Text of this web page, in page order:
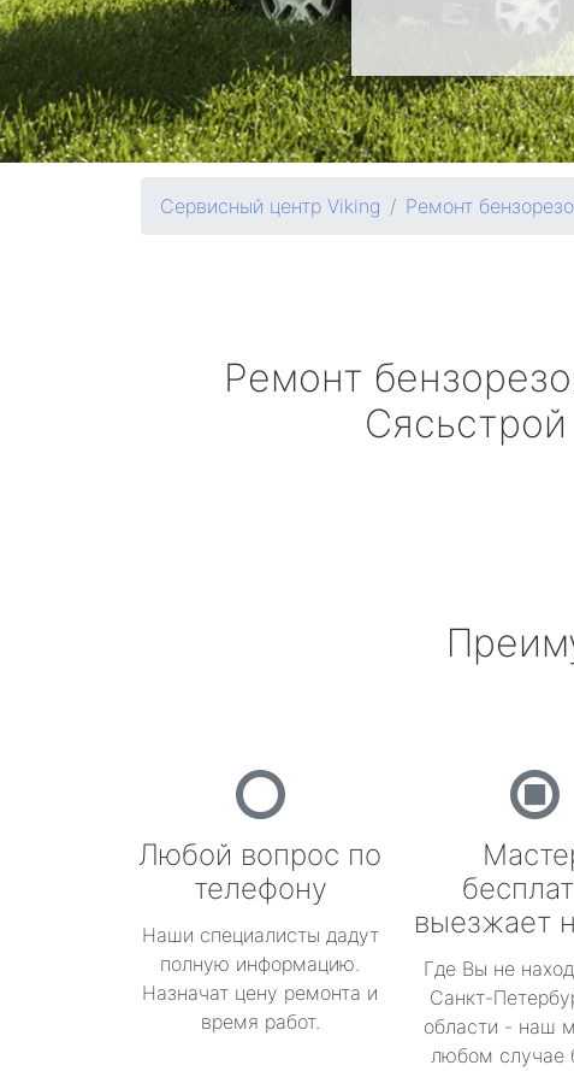
Сервисный центр Viking Ремонт
Ремонт
Сясьстрой
Любой вопрос по
телефону
Наши специалисты дадут
полную информацию.
Назначат цену ремонта и
время работ.
выезжает
Где Вы не
Санкт-
области - наш
любом случае